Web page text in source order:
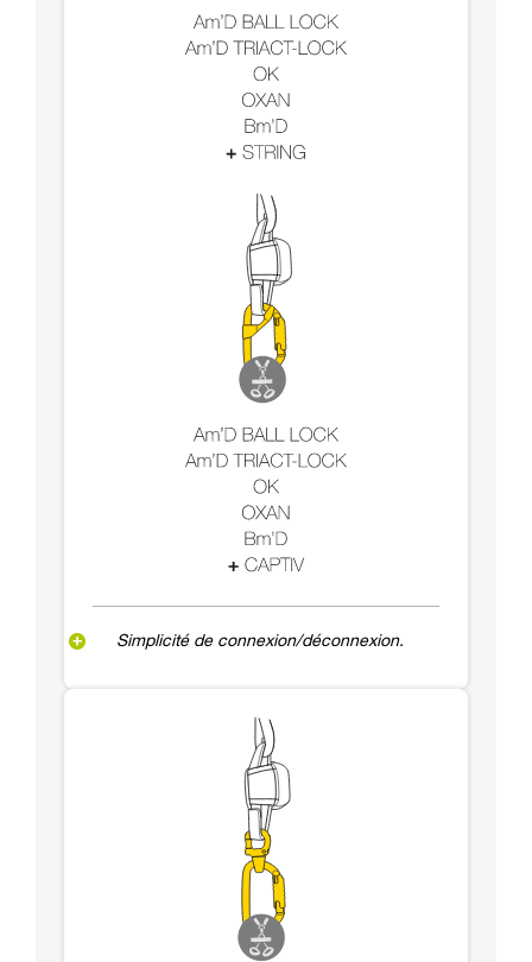
Simplicité de connexion/déconnexion.